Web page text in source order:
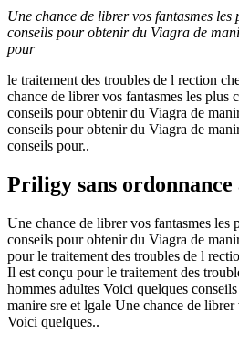
Une chance de librer vos fantasmes les
conseils pour obtenir du Viagra de
pour
le traitement des troubles de l rection
chance de librer vos fantasmes les plus
conseils pour obtenir du Viagra de
conseils pour obtenir du Viagra de
conseils pour..
Priligy sans
Une chance de librer vos fantasmes les
conseils pour obtenir du Viagra de
pour le traitement des troubles de l
Il est conçu pour le traitement des
hommes adultes Voici quelques
manire sre et lgale Une chance de librer
Voici quelques..